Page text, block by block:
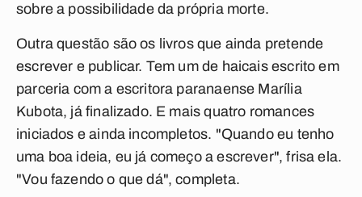
sobre a possibilidade da própria morte.
Outra questão são os livros que ainda pretende
escrever e publicar. Tem um de haicais escrito em
parceria com a escritora paranaense Marília
Kubota, já finalizado. E mais quatro romances
iniciados e ainda incompletos. "Quando eu tenho
uma boa ideia, eu já começo a escrever", frisa ela.
"Vou fazendo o que dá", completa.